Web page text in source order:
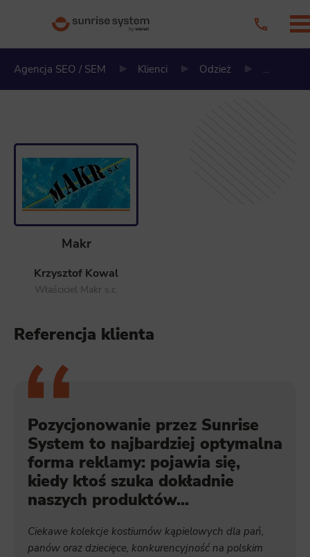
Agencja SEO / SEM Klienci Odzież ...
Makr
Krzysztof Kowal
Właściciel Makr s.c.
Referencja klienta
Pozycjonowanie przez Sunrise
System to najbardziej optymalna
forma reklamy: pojawia się,
kiedy ktoś szuka dokładnie
naszych produktów...
Ciekawe kolekcje kostiumów kąpielowych dla pań,
panów oraz dziecięce, konkurencyjność na polskim